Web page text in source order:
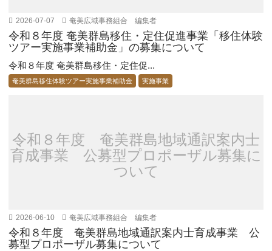
2026-07-07 奄美広域事務組合 編集者
令和８年度 奄美群島移住・定住促進事業「移住体験
ツアー実施事業補助金」の募集について
令和８年度 奄美群島移住・定住促...
奄美群島移住体験ツアー実施事業補助金 実施事業
令和８年度 奄美群島地域通訳案内士
育成事業 公募型プロポーザル募集に
ついて
2026-06-10 奄美広域事務組合 編集者
令和８年度 奄美群島地域通訳案内士育成事業 公
募型プロポーザル募集について